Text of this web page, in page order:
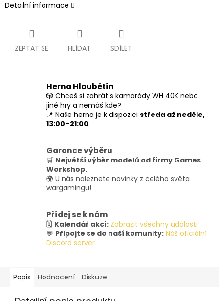
Detailní informace
ZEPTAT SE HLÍDAT SDÍLET
Herna Hloubětín
🎲 Chceš si zahrát s kamarády WH 40K nebo
jiné hry a nemáš kde?
📍 Naše herna je k dispozici středa až neděle,
13:00–21:00.
Garance výběru
🛒 Největší výběr modelů od firmy Games
Workshop.
🌍 U nás naleznete novinky z celého světa
wargamingu!
Přídej se k nám
🗓️ Kalendář akcí: Zobrazit všechny události
💬 Připojte se do naší komunity: Náš oficiální
Discord server
Popis Hodnocení Diskuze